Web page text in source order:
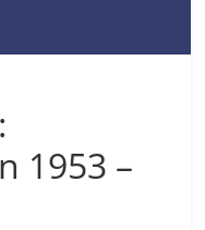
1953 –